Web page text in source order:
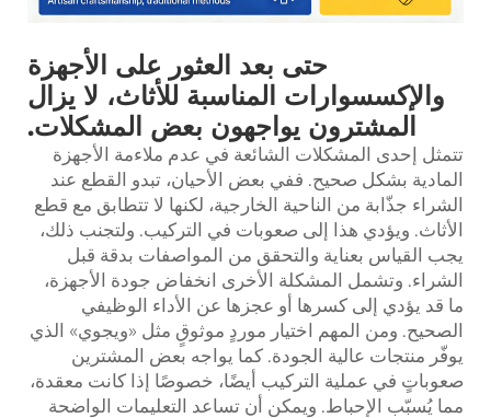
حتى بعد العثور على الأجهزة
والإكسسوارات المناسبة للأثاث، لا يزال
المشترون يواجهون بعض المشكلات.
تتمثل إحدى المشكلات الشائعة في عدم ملاءمة الأجهزة
المادية بشكل صحيح. ففي بعض الأحيان، تبدو القطع عند
الشراء جذّابة من الناحية الخارجية، لكنها لا تتطابق مع قطع
الأثاث. ويؤدي هذا إلى صعوبات في التركيب. ولتجنب ذلك،
يجب القياس بعناية والتحقق من المواصفات بدقة قبل
الشراء. وتشمل المشكلة الأخرى انخفاض جودة الأجهزة،
ما قد يؤدي إلى كسرها أو عجزها عن الأداء الوظيفي
الصحيح. ومن المهم اختيار موردٍ موثوقٍ مثل «ويجوي» الذي
يوفّر منتجات عالية الجودة. كما يواجه بعض المشترين
صعوباتٍ في عملية التركيب أيضًا، خصوصًا إذا كانت معقدة،
مما يُسبّب الإحباط. ويمكن أن تساعد التعليمات الواضحة